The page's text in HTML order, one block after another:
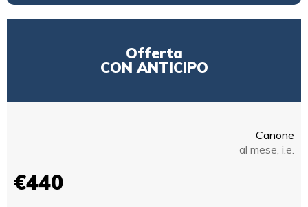
Offerta
CON ANTICIPO
Canone
al mese, i.e.
€440